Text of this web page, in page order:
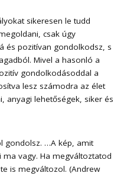
sikeresen le tudd
csak úgy
és pozitívan gondolkodsz, s
Mivel a hasonló a
gondolkodásoddal a
lesz számodra az élet
anyagi lehetőségek, siker és
gondolsz. …A kép, amit
vagy. Ha megváltoztatod
is megváltozol. (Andrew